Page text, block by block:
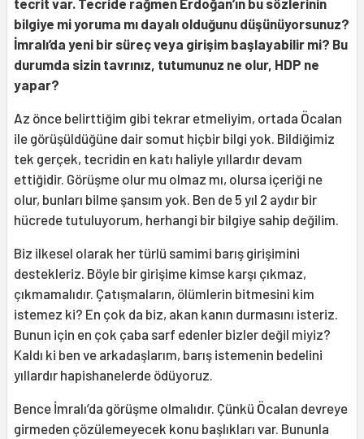
bilgiye mi yoruma mı dayalı olduğunu düşünüyorsunuz?
İmralı’da yeni bir süreç veya girişim başlayabilir mi? Bu
durumda sizin tavrınız, tutumunuz ne olur, HDP ne
yapar?
Az önce belirttiğim gibi tekrar etmeliyim, ortada Öcalan
ile görüşüldüğüne dair somut hiçbir bilgi yok. Bildiğimiz
tek gerçek, tecridin en katı haliyle yıllardır devam
ettiğidir. Görüşme olur mu olmaz mı, olursa içeriği ne
olur, bunları bilme şansım yok. Ben de 5 yıl 2 aydır bir
hücrede tutuluyorum, herhangi bir bilgiye sahip değilim.
Biz ilkesel olarak her türlü samimi barış girişimini
destekleriz. Böyle bir girişime kimse karşı çıkmaz,
çıkmamalıdır. Çatışmaların, ölümlerin bitmesini kim
istemez ki? En çok da biz, akan kanın durmasını isteriz.
Bunun için en çok çaba sarf edenler bizler değil miyiz?
Kaldı ki ben ve arkadaşlarım, barış istemenin bedelini
yıllardır hapishanelerde ödüyoruz.
Bence İmralı’da görüşme olmalıdır. Çünkü Öcalan devreye
girmeden çözülemeyecek konu başlıkları var. Bununla